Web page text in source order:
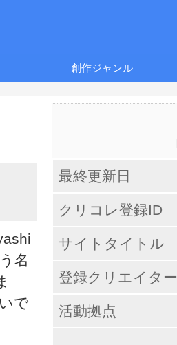
創作ジャンル
名
で
最終更新日
クリコレ登録ID
サイトタイトル
登録クリエイター
活動拠点